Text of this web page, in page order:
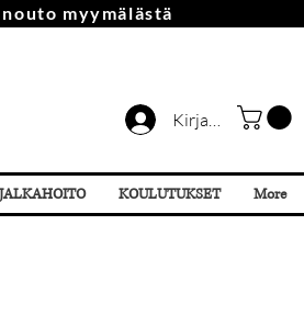
Kirjaudu
myymälästä
JALKAHOITO KOULUTUKSET More